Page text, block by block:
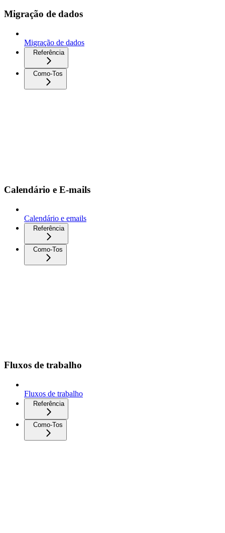
Migração de dados
Migração de dados
Referência
Como-Tos
Calendário e E-mails
Calendário e emails
Referência
Como-Tos
Fluxos de trabalho
Fluxos de trabalho
Referência
Como-Tos